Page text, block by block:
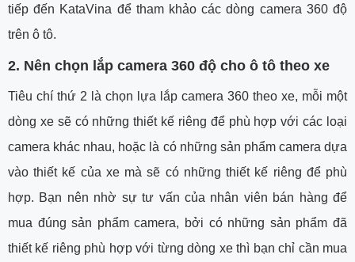
tiếp đến KataVina để tham khảo các dòng camera 360 độ
trên ô tô.
2. Nên chọn lắp camera 360 độ cho ô tô theo xe
Tiêu chí thứ 2 là chọn lựa lắp camera 360 theo xe, mỗi một
dòng xe sẽ có những thiết kế riêng để phù hợp với các loại
camera khác nhau, hoặc là có những sản phẩm camera dựa
vào thiết kế của xe mà sẽ có những thiết kế riêng để phù
hợp. Bạn nên nhờ sự tư vấn của nhân viên bán hàng để
mua đúng sản phẩm camera, bởi có những sản phẩm đã
thiết kế riêng phù hợp với từng dòng xe thì bạn chỉ cần mua